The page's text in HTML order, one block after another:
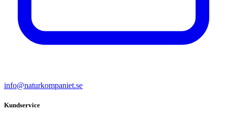
info@naturkompaniet.se
Kundservice